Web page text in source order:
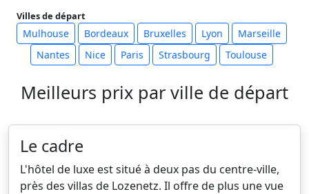
Villes de départ
Mulhouse Bordeaux Bruxelles Lyon
Marseille
Nantes
Nice Paris Strasbourg Toulouse
Meilleurs prix par ville de départ
Le cadre
L'hôtel de luxe est situé à deux pas du centre-ville,
près des villas de Lozenetz. Il offre de plus une vue